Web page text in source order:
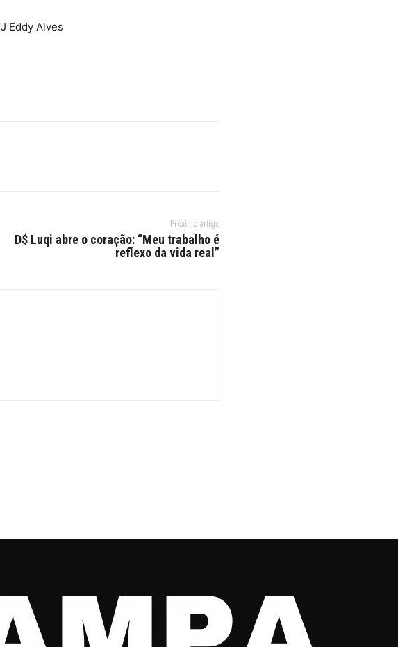
Eddy Alves
Próximo artigo
D$ Luqi abre o coração: “Meu trabalho é
reflexo da vida real”